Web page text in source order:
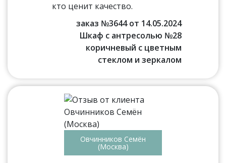
кто ценит качество.
заказ №3644 от 14.05.2024
Шкаф с антресолью №28
коричневый с цветным
стеклом и зеркалом
Овчинников Семён
(Москва)